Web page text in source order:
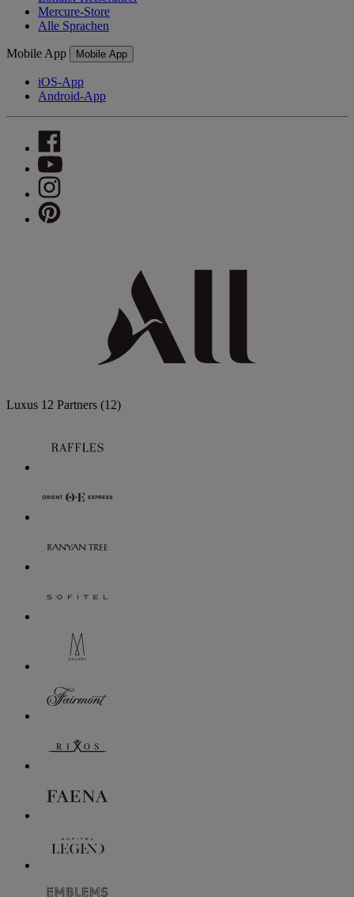
Mercure-Store
Alle Sprachen
Mobile App Mobile App
iOS-App
Android-App
Luxus 12 Partners (12)